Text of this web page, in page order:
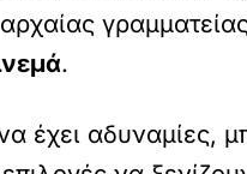
.
έχει αδυναμίες,